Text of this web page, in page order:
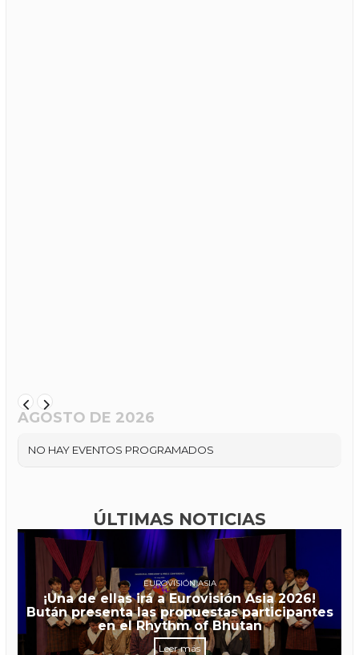
AGOSTO DE 2026
NO HAY EVENTOS PROGRAMADOS
ÚLTIMAS NOTICIAS
EUROVISIÓN ASIA
¡Una de ellas irá a Eurovisión Asia 2026!
Bután presenta las propuestas participantes
en el Rhythm of Bhutan
Leer más